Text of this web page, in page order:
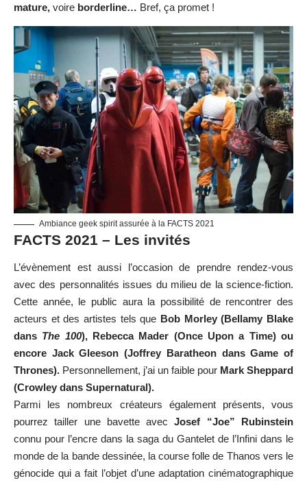
mature, voire borderline… Bref, ça promet !
Ambiance geek spirit assurée à la FACTS 2021
FACTS 2021 – Les invités
L’évènement est aussi l’occasion de prendre rendez-vous
avec des personnalités issues du milieu de la science-fiction.
Cette année, le public aura la possibilité de rencontrer des
acteurs et des artistes tels que Bob Morley (Bellamy Blake
dans The 100), Rebecca Mader (Once Upon a Time) ou
encore Jack Gleeson (Joffrey Baratheon dans Game of
Thrones). Personnellement, j’ai un faible pour Mark Sheppard
(Crowley dans Supernatural).
Parmi les nombreux créateurs également présents, vous
pourrez tailler une bavette avecJosef “Joe” Rubinstein
connu pour l’encre dans la saga du Gantelet de l’Infini dans le
monde de la bande dessinée, la course folle de Thanos vers le
génocide qui a fait l’objet d’une adaptation cinématographique